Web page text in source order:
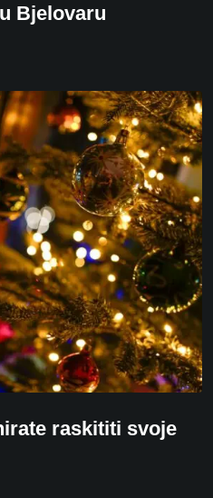
Bjelovaru
raskititi svoje